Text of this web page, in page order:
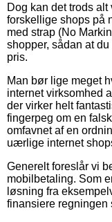
Dog kan det trods
forskellige shops på
med strap (No
shopper, sådan at
pris.
Man bør lige meget
internet virksomhed
der virker helt
fingerpeg om en
omfavnet af en
uærlige internet
Generelt foreslår vi
mobilbetaling. Som
løsning fra
finansiere regningen